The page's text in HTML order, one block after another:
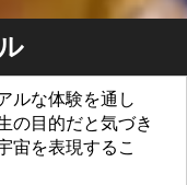
ルな体験を通し
の目的だと気づき
宙を表現するこ